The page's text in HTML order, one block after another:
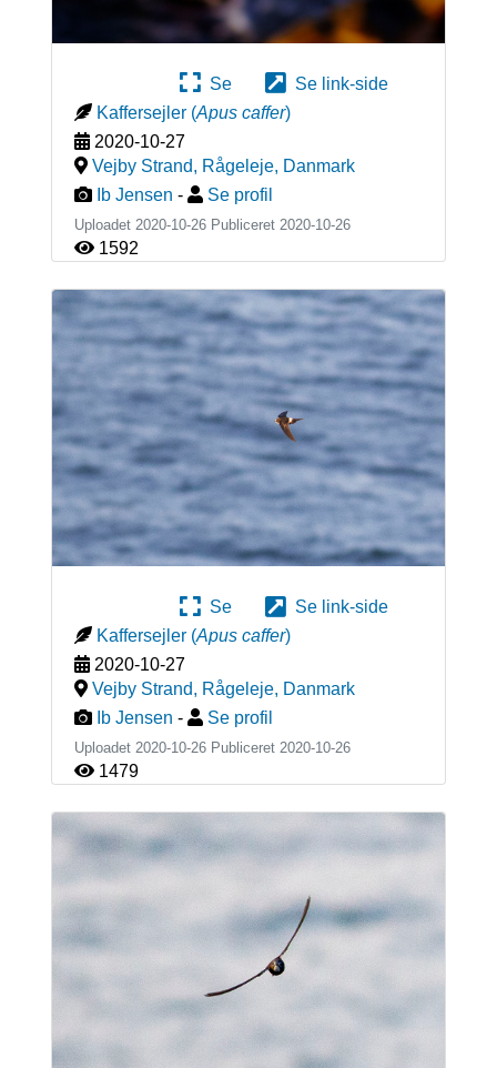
Se
Se link-side
Kaffersejler (Apus caffer)
2020-10-27
Vejby Strand, Rågeleje, Danmark
Ib Jensen - Se profil
Uploadet 2020-10-26 Publiceret 2020-10-26
1592
Se
Se link-side
Kaffersejler (Apus caffer)
2020-10-27
Vejby Strand, Rågeleje, Danmark
Ib Jensen - Se profil
Uploadet 2020-10-26 Publiceret 2020-10-26
1479